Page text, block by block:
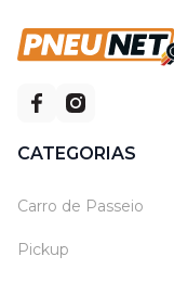
CATEGORIAS
Carro de Passeio
Pickup